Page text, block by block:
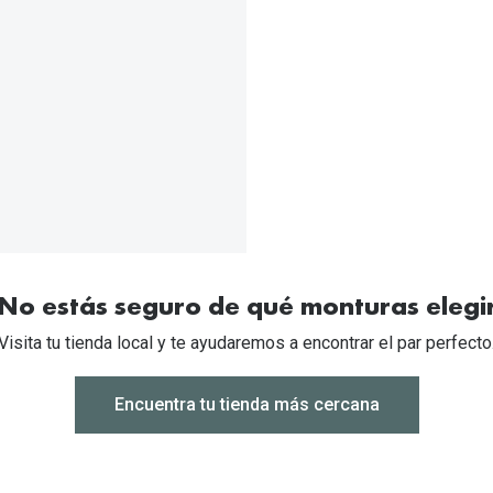
estás seguro de qué monturas
tu tienda local y te ayudaremos a encontrar el par
Encuentra tu tienda más cercana